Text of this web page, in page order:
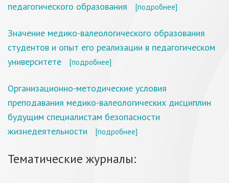
педагогического образования
[подробнее]
Значение медико-валеологического образования
студентов и опыт его реализации в педагогическом
университете
[подробнее]
Организационно-методические условия
преподавания медико-валеологических дисциплин
будущим специалистам безопасности
жизнедеятельности
[подробнее]
Тематические журналы: